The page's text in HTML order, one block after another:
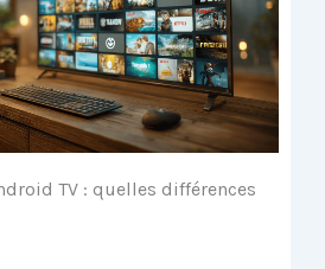
TV : quelles différences